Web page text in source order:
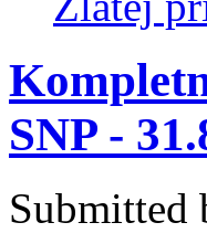
SNP -
Submitted